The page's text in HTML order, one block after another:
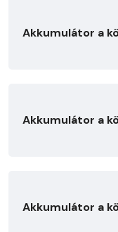
Akkumulátor a
Akkumulátor a
Akkumulátor a